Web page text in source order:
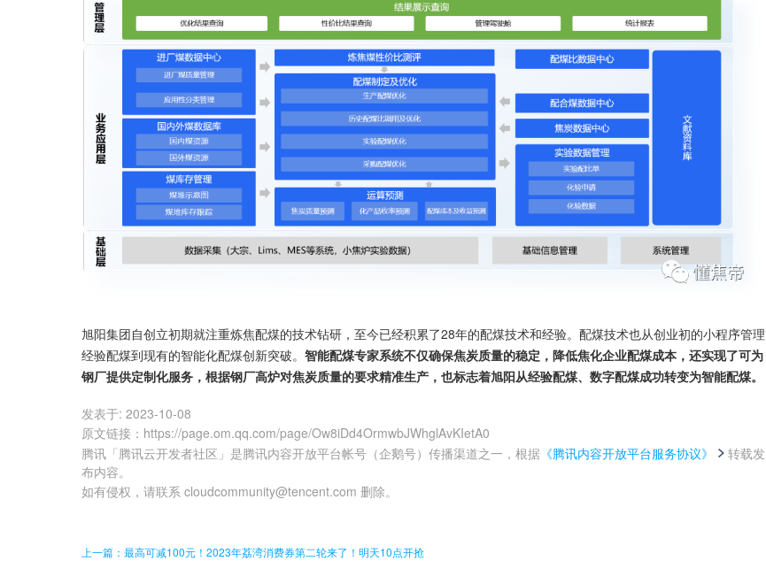
旭阳集团自创立初期就注重炼焦配煤的技术钻研，至今已经积累了28年的配煤技术和经验。配煤技术也从创业初的小程序管理
经验配煤到现有的智能化配煤创新突破。 智能配煤专家系统不仅确保焦炭质量的稳定，降低焦化企业配煤成本，还实现了可为
钢厂提供定制化服务，根据钢厂高炉对焦炭质量的要求精准生产，也标志着旭阳从经验配煤、数字配煤成功转变为智能配煤。
发表于: 2023-10-08
原文链接 ： https://page.om.qq.com/page/Ow8iDd4OrmwbJWhglAvKIetA0
腾讯「腾讯云开发者社区」是腾讯内容开放平台帐号（企鹅号）传播渠道之一，根据 《腾讯内容开放平台服务协议》
转载发
布内容。
如有侵权，请联系 cloudcommunity@tencent.com 删除。
上一篇：最高可减100元！2023年荔湾消费券第二轮来了！明天10点开抢